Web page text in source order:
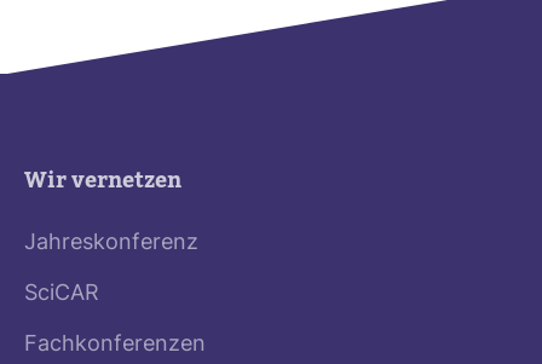
Wir vernetzen
Jahreskonferenz
SciCAR
Fachkonferenzen